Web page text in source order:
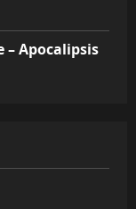
– Apocalipsis